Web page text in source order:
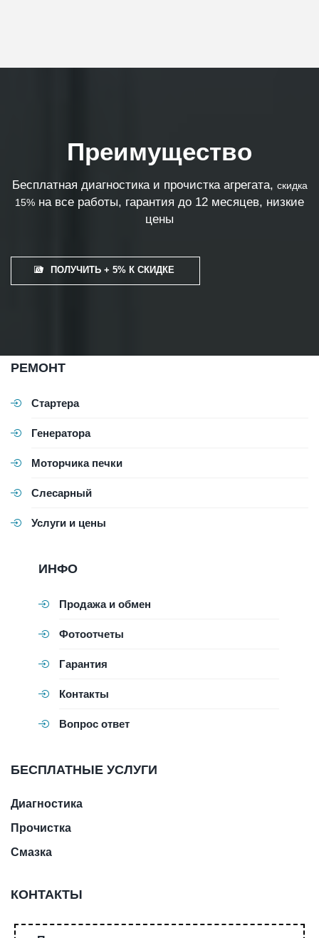
Преимущество
Бесплатная диагностика и прочистка агрегата, скидка
15% на все работы, гарантия до 12 месяцев, низкие
цены
ПОЛУЧИТЬ + 5% К СКИДКЕ
РЕМОНТ
Стартера
Генератора
Моторчика печки
Слесарный
Услуги и цены
ИНФО
Продажа и обмен
Фотоотчеты
Гарантия
Контакты
Вопрос ответ
БЕСПЛАТНЫЕ УСЛУГИ
Диагностика
Прочистка
Смазка
КОНТАКТЫ